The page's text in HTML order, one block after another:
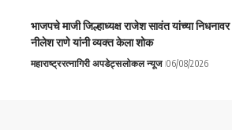
भाजपचे माजी जिल्हाध्यक्ष राजेश सावंत यांच्या निधनावर
नीलेश राणे यांनी व्यक्त केला शोक
महाराष्ट्ररत्नागिरी अपडेट्सलोकल न्यूज 06/08/2026